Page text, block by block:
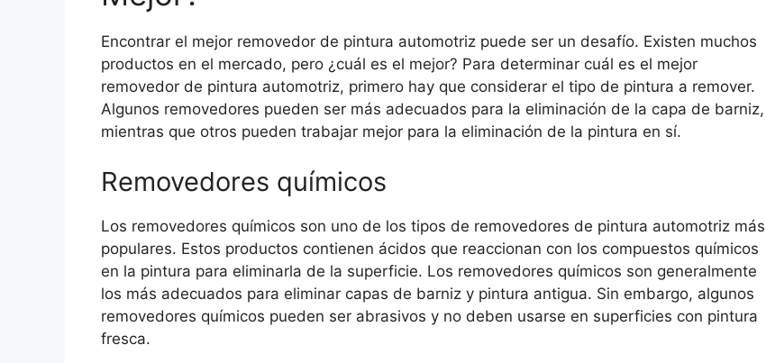
Encontrar el mejor removedor de pintura automotriz puede ser un desafío. Existen muchos
productos en el mercado, pero ¿cuál es el mejor? Para determinar cuál es el mejor
removedor de pintura automotriz, primero hay que considerar el tipo de pintura a remover.
Algunos removedores pueden ser más adecuados para la eliminación de la capa de barniz,
mientras que otros pueden trabajar mejor para la eliminación de la pintura en sí.
Removedores químicos
Los removedores químicos son uno de los tipos de removedores de pintura automotriz más
populares. Estos productos contienen ácidos que reaccionan con los compuestos químicos
en la pintura para eliminarla de la superficie. Los removedores químicos son generalmente
los más adecuados para eliminar capas de barniz y pintura antigua. Sin embargo, algunos
removedores químicos pueden ser abrasivos y no deben usarse en superficies con pintura
fresca.